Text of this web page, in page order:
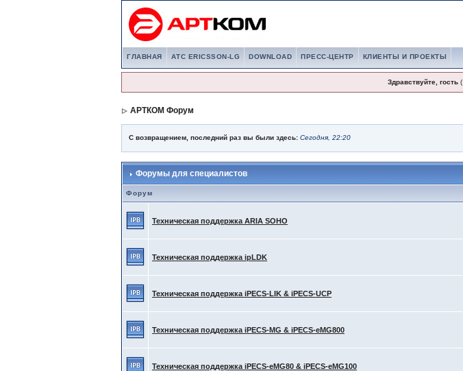
ГЛАВНАЯ АТС ERICSSON-LG DOWNLOAD ПРЕСС-ЦЕНТР КЛИЕНТЫ И ПРОЕКТЫ
Здравствуйте, гость(
АРТКОМ Форум
С возвращением, последний раз вы были здесь: Сегодня, 22:20
Форумы для специалистов
Форум
Техническая поддержка ARIA SOHO
Техническая поддержка ipLDK
Техническая поддержка iPECS-LIK & iPECS-UCP
Техническая поддержка iPECS-MG & iPECS-eMG800
Техническая поддержка iPECS-eMG80 & iPECS-eMG100